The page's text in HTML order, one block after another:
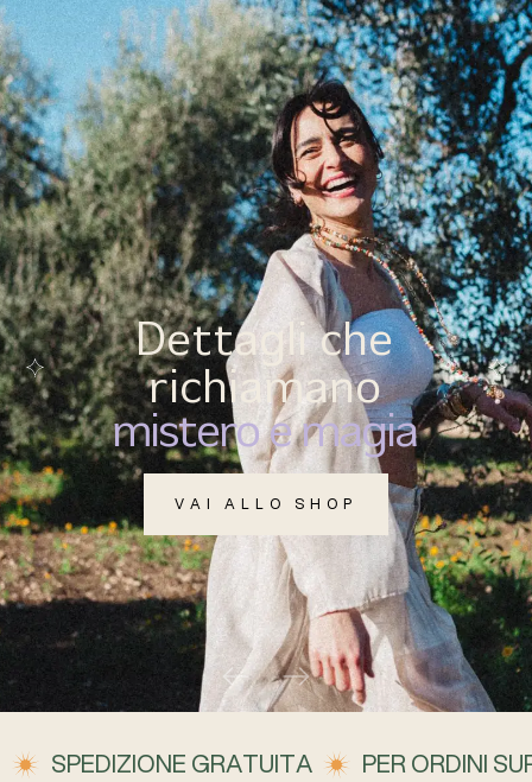
(0)
MENU
Dettagli che
richiamano
mistero e magia
VAI ALLO SHOP
SPEDIZIONE GRATUITA
PER ORDINI